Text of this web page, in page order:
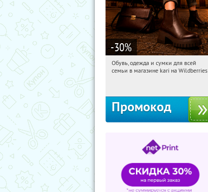
-30%
07:45:53 Получили:
Обувь, одежда и сумки для всей
семьи в магазине kari на Wildberries
Промокод